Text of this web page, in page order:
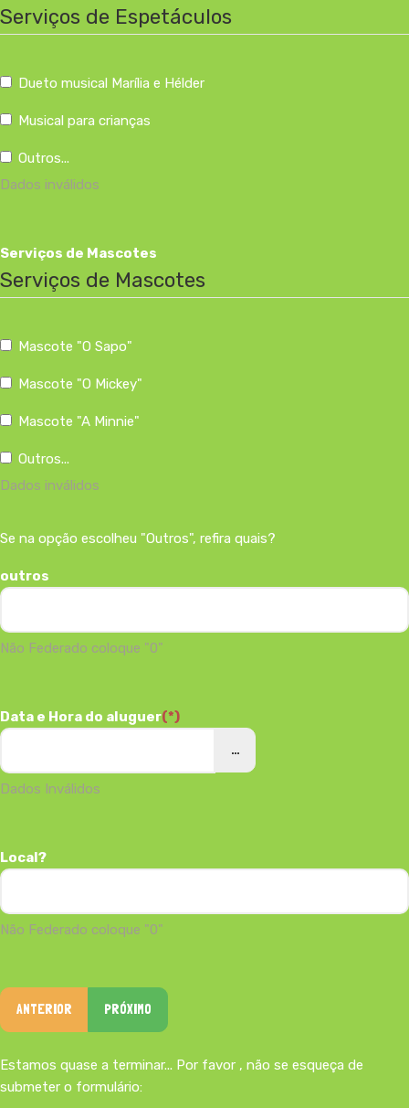
Serviços de Espetáculos
Dueto musical Marília e Hélder
Musical para crianças
Outros...
Dados inválidos
Serviços de Mascotes
Serviços de Mascotes
Mascote "O Sapo"
Mascote "O Mickey"
Mascote "A Minnie"
Outros...
Dados inválidos
Se na opção escolheu "Outros", refira quais?
outros
Não Federado coloque "0"
Data e Hora do aluguer(*)
...
Dados Inválidos
Local?
Não Federado coloque "0"
ANTERIOR PRÓXIMO
Estamos quase a terminar... Por favor , não se esqueça de
submeter o formulário: